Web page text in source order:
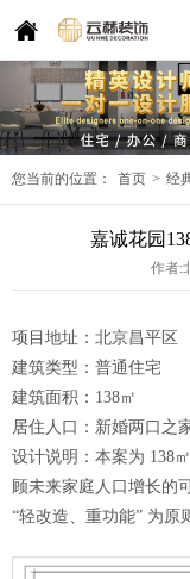
您当前的位置： 首页 > 经
嘉诚花园
作者:
项目地址：北京昌平区
建筑类型：普通住宅
建筑面积：138㎡
居住人口：新婚两口之
设计说明：本案为 138
顾未来家庭人口增长的
“轻改造、重功能” 为原